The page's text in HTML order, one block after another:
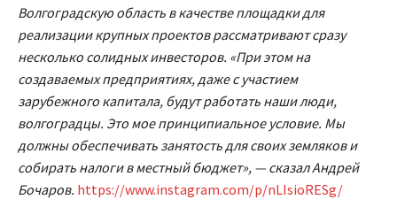
Волгоградскую область в качестве площадки для
реализации крупных проектов рассматривают сразу
несколько солидных инвесторов. «При этом на
создаваемых предприятиях, даже с участием
зарубежного капитала, будут работать наши люди,
волгоградцы. Это мое принципиальное условие. Мы
должны обеспечивать занятость для своих земляков и
собирать налоги в местный бюджет», — сказал Андрей
Бочаров. https://www.instagram.com/p/nLIsioRESg/